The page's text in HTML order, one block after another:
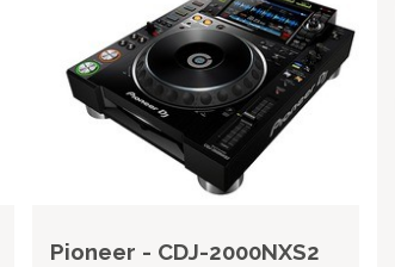
Pioneer - CDJ-2000NXS2